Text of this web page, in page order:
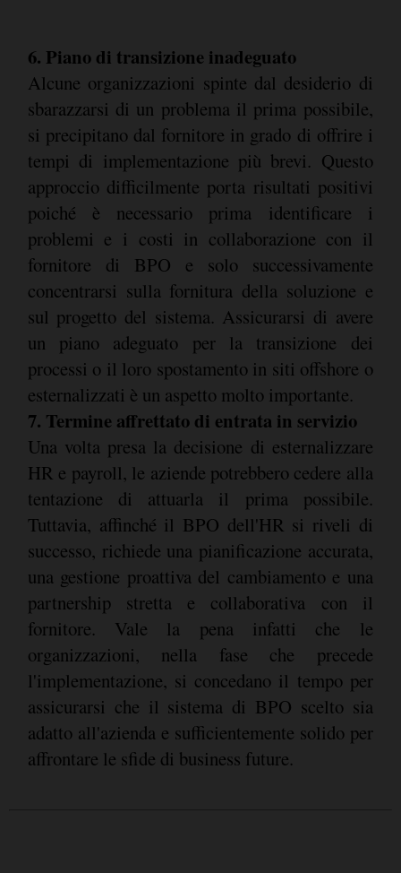
6. Piano di transizione inadeguato
Alcune organizzazioni spinte dal desiderio di
sbarazzarsi di un problema il prima possibile,
si precipitano dal fornitore in grado di offrire i
tempi di implementazione più brevi. Questo
approccio difficilmente porta risultati positivi
poiché è necessario prima identificare i
problemi e i costi in collaborazione con il
fornitore di BPO e solo successivamente
concentrarsi sulla fornitura della soluzione e
sul progetto del sistema. Assicurarsi di avere
un piano adeguato per la transizione dei
processi o il loro spostamento in siti offshore o
esternalizzati è un aspetto molto importante.
7. Termine affrettato di entrata in servizio
Una volta presa la decisione di esternalizzare
HR e payroll, le aziende potrebbero cedere alla
tentazione di attuarla il prima possibile.
Tuttavia, affinché il BPO dell'HR si riveli di
successo, richiede una pianificazione accurata,
una gestione proattiva del cambiamento e una
partnership stretta e collaborativa con il
fornitore. Vale la pena infatti che le
organizzazioni, nella fase che precede
l'implementazione, si concedano il tempo per
assicurarsi che il sistema di BPO scelto sia
adatto all'azienda e sufficientemente solido per
affrontare le sfide di business future.